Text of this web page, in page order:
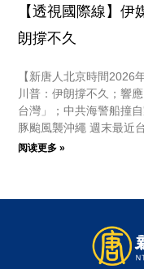
【透視國際線】
朗撐不久
【新唐人北京時間2026
川普：伊朗撐不久；響
台灣」；中共海警船撞
豚颱風襲沖繩 週末最近
阅读更多 »